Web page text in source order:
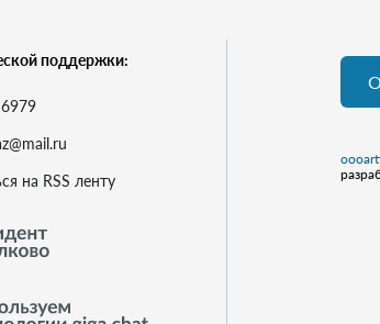
поддержки:
на RSS ленту